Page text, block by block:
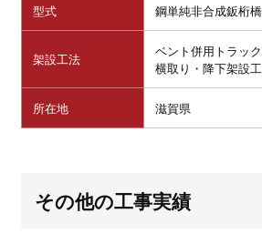
型式 鋼単純非合成鈑桁橋
架設工法
ベント併用トラッ
横取り・降下架設
所在地 滋賀県
その他の工事実績